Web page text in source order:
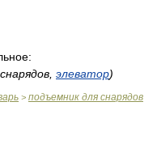
элеватор)
> подъемник для снарядов